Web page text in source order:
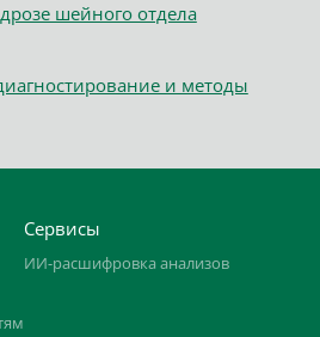
шейного отдела
и методы
Сервисы
ИИ-расшифровка анализов